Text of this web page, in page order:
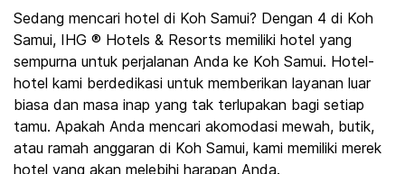
Sedang mencari hotel di Koh Samui? Dengan 4 di Koh
Samui, IHG ® Hotels & Resorts memiliki hotel yang
sempurna untuk perjalanan Anda ke Koh Samui. Hotel-
hotel kami berdedikasi untuk memberikan layanan luar
biasa dan masa inap yang tak terlupakan bagi setiap
tamu. Apakah Anda mencari akomodasi mewah, butik,
atau ramah anggaran di Koh Samui, kami memiliki merek
hotel yang akan melebihi harapan Anda.